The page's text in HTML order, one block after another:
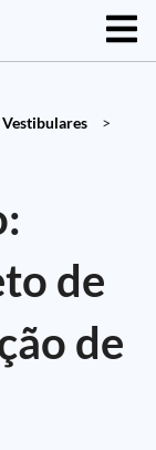
Vestibulares
>
de
de